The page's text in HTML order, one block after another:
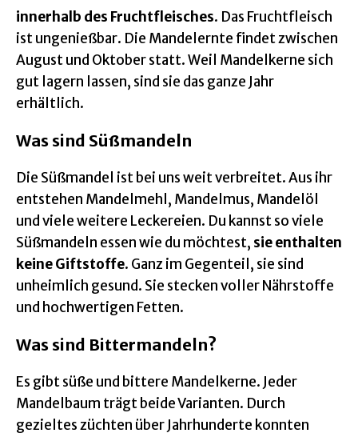
innerhalb des Fruchtfleisches. Das Fruchtfleisch
ist ungenießbar. Die Mandelernte findet zwischen
August und Oktober statt. Weil Mandelkerne sich
gut lagern lassen, sind sie das ganze Jahr
erhältlich.
Was sind Süßmandeln
Die Süßmandel ist bei uns weit verbreitet. Aus ihr
entstehen Mandelmehl, Mandelmus, Mandelöl
und viele weitere Leckereien. Du kannst so viele
Süßmandeln essen wie du möchtest, sie enthalten
keine Giftstoffe. Ganz im Gegenteil, sie sind
unheimlich gesund. Sie stecken voller Nährstoffe
und hochwertigen Fetten.
Was sind Bittermandeln?
Es gibt süße und bittere Mandelkerne. Jeder
Mandelbaum trägt beide Varianten. Durch
gezieltes züchten über Jahrhunderte konnten